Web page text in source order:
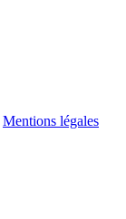
Mentions légales